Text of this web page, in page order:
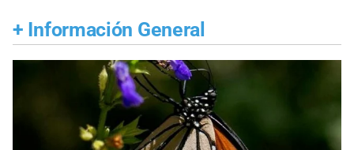
+ Información General